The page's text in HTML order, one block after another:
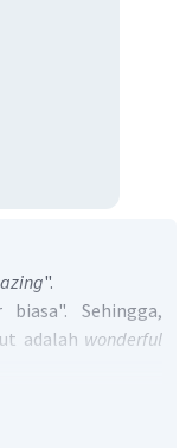
".
Sehingga,
adalah wonderful